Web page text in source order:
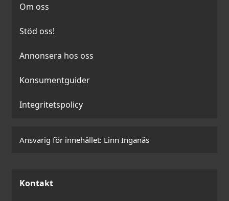
Om oss
Stöd oss!
Annonsera hos oss
Konsumentguider
Integritetspolicy
Ansvarig för innehållet: Linn Inganäs
Kontakt